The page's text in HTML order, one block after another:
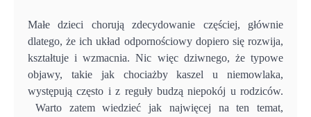
Małe dzieci chorują zdecydowanie częściej, głównie
dlatego, że ich układ odpornościowy dopiero się rozwija,
kształtuje i wzmacnia. Nic więc dziwnego, że typowe
objawy, takie jak chociażby kaszel u niemowlaka,
występują często i z reguły budzą niepokój u rodziców.
Warto zatem wiedzieć jak najwięcej na ten temat,